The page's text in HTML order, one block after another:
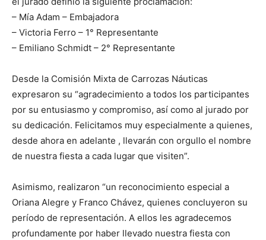
– Mía Adam – Embajadora
– Victoria Ferro – 1° Representante
– Emiliano Schmidt – 2° Representante
Desde la Comisión Mixta de Carrozas Náuticas
expresaron su “agradecimiento a todos los participantes
por su entusiasmo y compromiso, así como al jurado por
su dedicación. Felicitamos muy especialmente a quienes,
desde ahora en adelante , llevarán con orgullo el nombre
de nuestra fiesta a cada lugar que visiten”.
Asimismo, realizaron “un reconocimiento especial a
Oriana Alegre y Franco Chávez, quienes concluyeron su
período de representación. A ellos les agradecemos
profundamente por haber llevado nuestra fiesta con